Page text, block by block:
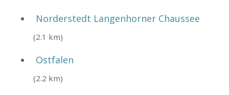
Norderstedt Langenhorner Chaussee
(2.1 km)
Ostfalen
(2.2 km)